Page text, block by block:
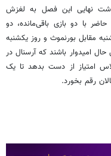
نهایی این فصل به لغزش
با دو بازی باقی‌مانده، دو
مقابل بورنموث و روز یکشنبه
امیدوار باشند که آرسنال در
امتیاز از دست بدهد تا یک
رقم بخورد.